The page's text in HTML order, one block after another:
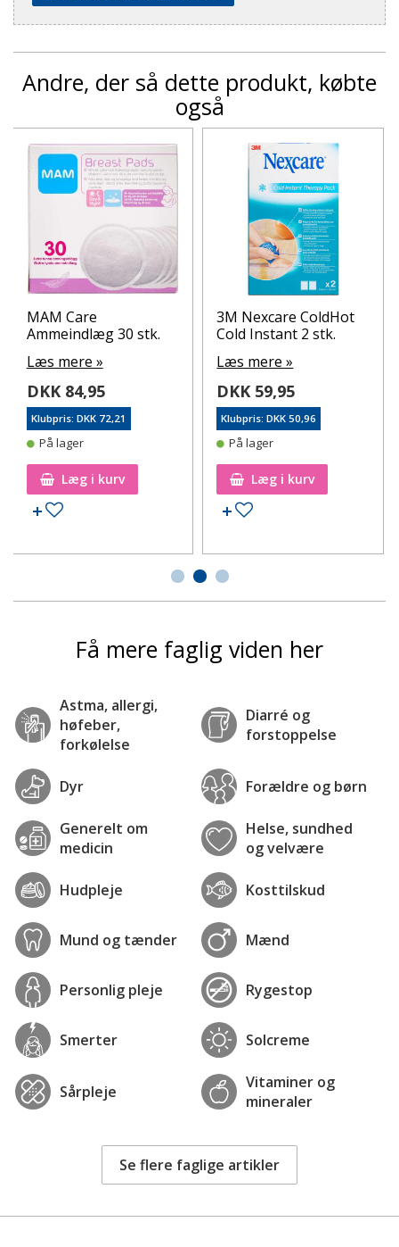
Andre, der så dette produkt, købte
også
MAM Care
Ammeindlæg 30 stk.
Læs mere »
DKK 84,95
Klubpris: DKK 72,21
På lager
Læg i kurv
Tilføj til ønskeseddel
3M Nexcare ColdHot
Cold Instant 2 stk.
Læs mere »
DKK 59,95
Klubpris: DKK 50,96
På lager
Læg i kurv
Tilføj til ønskeseddel
Få mere faglig viden her
Astma, allergi,
høfeber,
forkølelse
Diarré og
forstoppelse
Dyr Forældre og børn
Generelt om
medicin
Helse, sundhed
og velvære
Hudpleje Kosttilskud
Mund og tænder Mænd
Personlig pleje Rygestop
Smerter Solcreme
Sårpleje
Vitaminer og
mineraler
Se flere faglige artikler